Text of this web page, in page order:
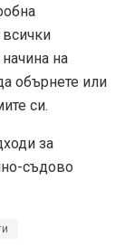
всички
на
обърнете или
си.
за
съдово